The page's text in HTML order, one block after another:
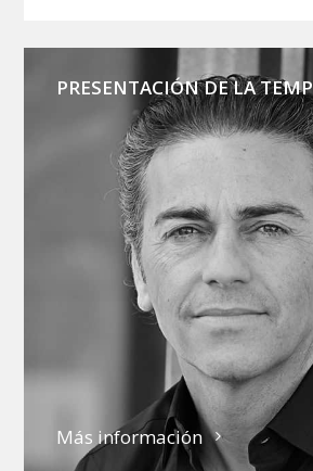
PRESENTACIÓN DE LA
Más información